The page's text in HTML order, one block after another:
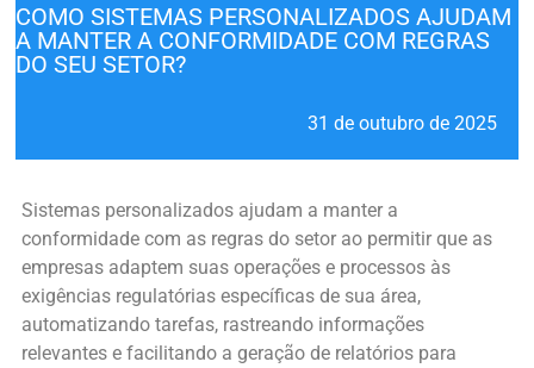
COMO SISTEMAS PERSONALIZADOS AJUDAM
A MANTER A CONFORMIDADE COM REGRAS
DO SEU SETOR?
31 de outubro de 2025
Sistemas personalizados ajudam a manter a
conformidade com as regras do setor ao permitir que as
empresas adaptem suas operações e processos às
exigências regulatórias específicas de sua área,
automatizando tarefas, rastreando informações
relevantes e facilitando a geração de relatórios para